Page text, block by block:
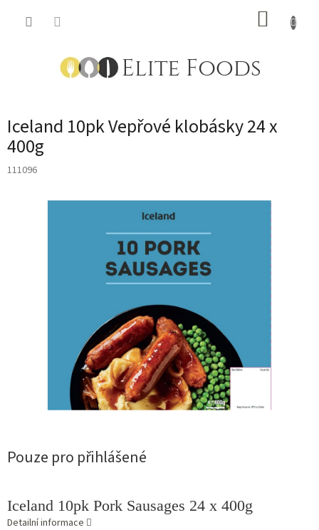
Iceland 10pk Vepřové klobásky 24 x
400g
111096
Pouze pro přihlášené
Iceland 10pk Pork Sausages 24 x 400g
Detailní informace